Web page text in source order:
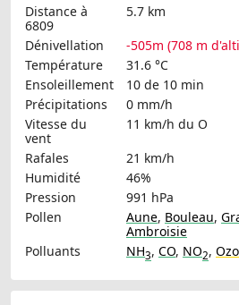
Distance à
6809
5.7 km
Dénivellation
-505m (708 m
Température
31.6 °C
Ensoleillement
10 de 10 min
Précipitations
0 mm/h
Vitesse du
vent
11 km/h du O
Rafales
21 km/h
Humidité
46%
Pression
991 hPa
Pollen
Aune, Bouleau,
Ambroisie
Polluants
NH3, CO, NO2,